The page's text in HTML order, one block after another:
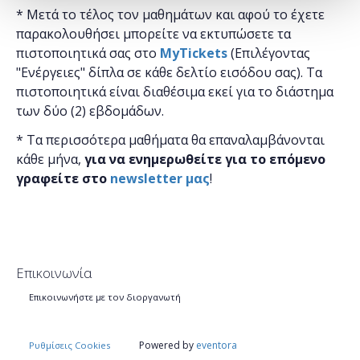
* Μετά το τέλος τον μαθημάτων και αφού το έχετε
παρακολουθήσει μπορείτε να εκτυπώσετε τα
πιστοποιητικά ​σας στο MyTickets(Επιλέγοντας
"Ενέργειες" δίπλα σε κάθε δελτίο εισόδου σας). Τα
πιστοποιητικά είναι διαθέσιμα εκεί για το διάστημα
των δύο (2) εβδομάδων.
* Τα περισσότερα μαθήματα θα επαναλαμβάνονται
κάθε μήνα, για να ενημερωθείτε για το επόμενο
γραφείτε στο newsletter μας!
Επικοινωνία
Επικοινωνήστε με τον διοργανωτή
Powered by eventora
Ρυθμίσεις Cookies